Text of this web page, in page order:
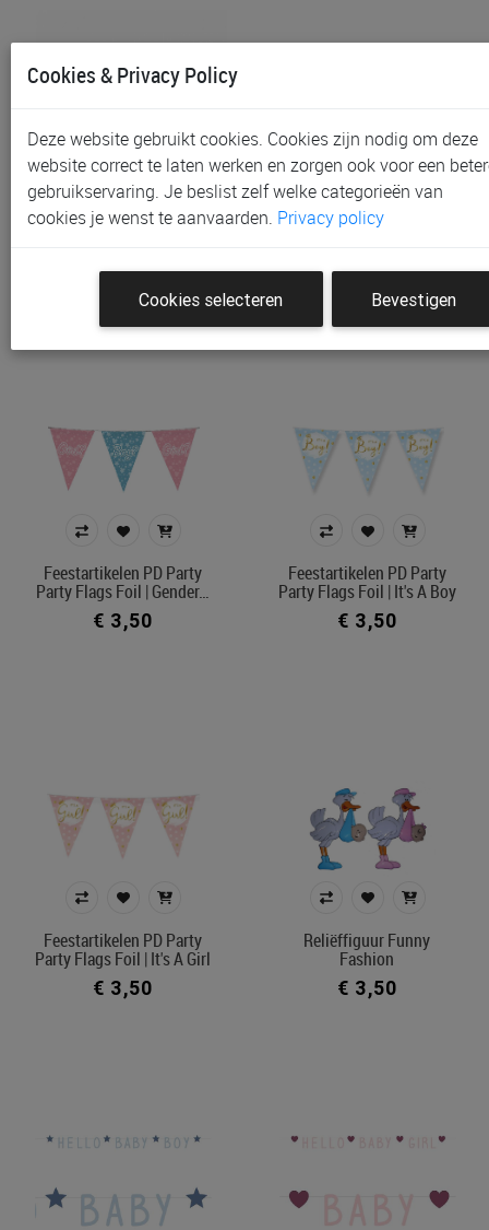
Feestartikelen PD Party
Party Flags Foil
Feestartikelen PD Party
Party Flags Foil
Feestartikelen PD Party
Party Flags Foil | Gender…
€ 3,50
Feestartikelen PD Party
Party Flags Foil | It's A Boy
€ 3,50
Feestartikelen PD Party
Party Flags Foil | It's A Girl
€ 3,50
Reliëffiguur Funny
Fashion
€ 3,50
Cookies & Privacy Policy
Deze website gebruikt cookies. Cookies zijn nodig om deze
website correct te laten werken en zorgen ook voor een
gebruikservaring. Je beslist zelf welke categorieën van
cookies je wenst te aanvaarden. Privacy policy
Cookies selecteren Bevestigen